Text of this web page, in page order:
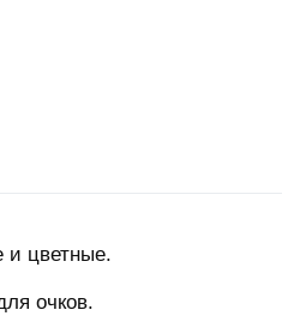
и цветные.
очков.